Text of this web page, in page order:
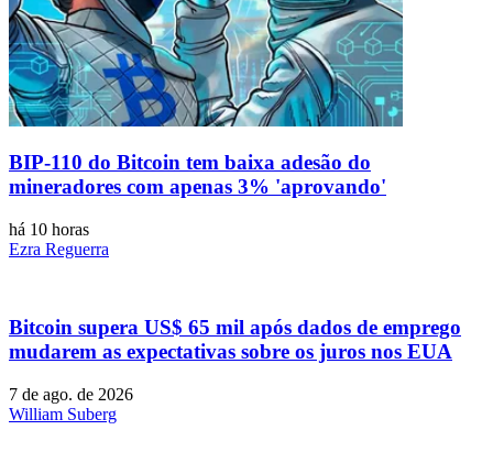
BIP-110 do Bitcoin tem baixa adesão do
mineradores com apenas 3% 'aprovando'
há 10 horas
Ezra Reguerra
Bitcoin supera US$ 65 mil após dados de emprego
mudarem as expectativas sobre os juros nos EUA
7 de ago. de 2026
William Suberg